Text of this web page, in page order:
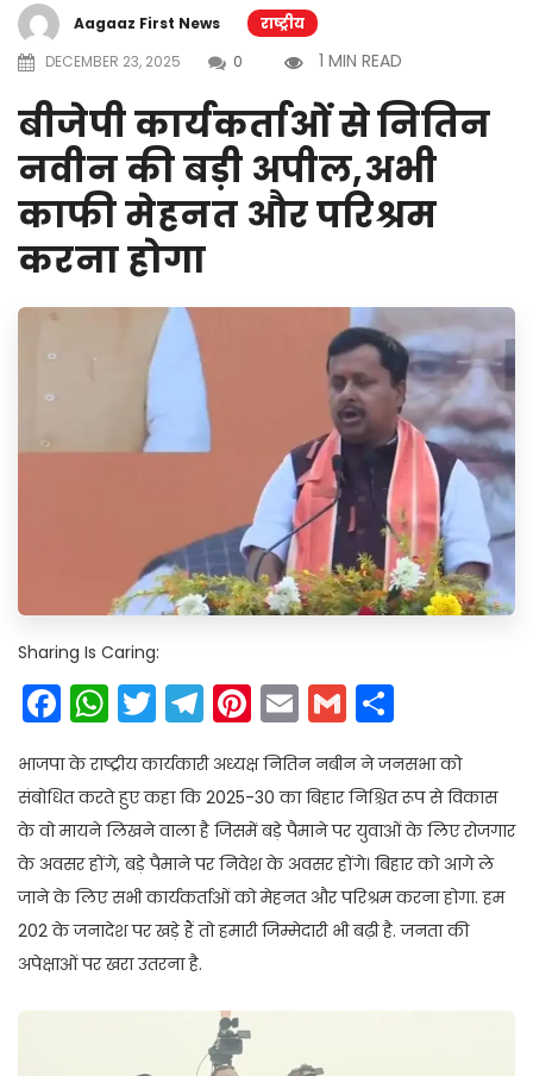
Aagaaz First News
राष्ट्रीय
DECEMBER 23, 2025
0 1 MIN READ
बीजेपी कार्यकर्ताओं से नितिन
नवीन की बड़ी अपील,अभी
काफी मेहनत और परिश्रम
करना होगा
Sharing Is Caring:
Facebook
WhatsApp
Twitter
Telegram
Pinterest
EmailGmail
भाजपा के राष्ट्रीय कार्यकारी अध्यक्ष नितिन नबीन ने जनसभा को
संबोधित करते हुए कहा कि 2025-30 का बिहार निश्चित रूप से विकास
के वो मायने लिखने वाला है जिसमें बड़े पैमाने पर युवाओं के लिए रोजगार
के अवसर होंगे, बड़े पैमाने पर निवेश के अवसर होंगे। बिहार को आगे ले
जाने के लिए सभी कार्यकर्ताओं को मेहनत और परिश्रम करना होगा. हम
202 के जनादेश पर खड़े हैं तो हमारी जिम्मेदारी भी बढ़ी है. जनता की
अपेक्षाओं पर खरा उतरना है.